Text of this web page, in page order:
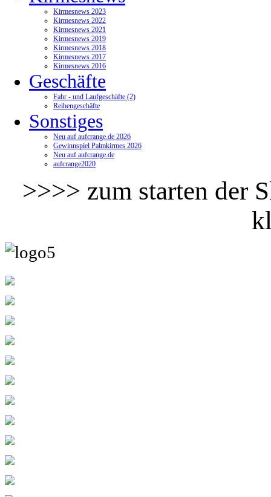
Kirmesnews 2023
Kirmesnews 2022
Kirmesnews 2021
Kirmesnews 2019
Kirmesnews 2018
Kirmesnews 2017
Kirmesnews 2016
Geschäfte
Fahr - und Laufgeschäfte (2)
Reihengeschäfte
Sonstiges
Neu auf aufcrange.de 2026
Gewinnspiel Palmkirmes 2026
Neu auf aufcrange.de
aufcrange2020
>>>> zum starten der